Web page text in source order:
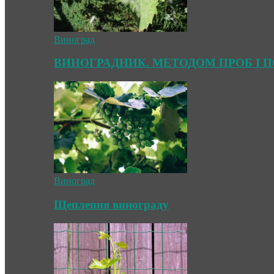
Виноград
ВИНОГРАДНИК. МЕТОДОМ ПРОБ І
Виноград
Щеплення винограду